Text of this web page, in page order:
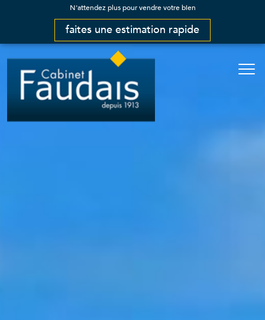
N'attendez plus pour vendre votre bien
faites une estimation rapide